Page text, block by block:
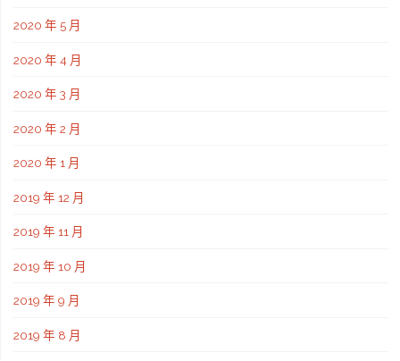
2020 年 5 月
2020 年 4 月
2020 年 3 月
2020 年 2 月
2020 年 1 月
2019 年 12 月
2019 年 11 月
2019 年 10 月
2019 年 9 月
2019 年 8 月